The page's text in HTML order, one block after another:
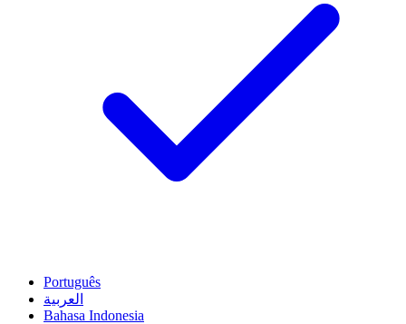
Português
العربية
Bahasa Indonesia